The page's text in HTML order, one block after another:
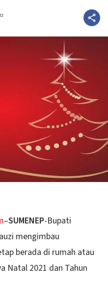
–SUMENEP-Bupati
mengimbau
berada di rumah atau
Natal 2021 dan Tahun